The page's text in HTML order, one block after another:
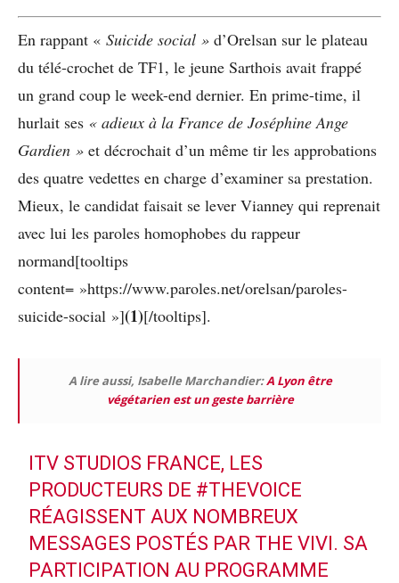
En rappant « Suicide social » d’Orelsan sur le plateau
du télé-crochet de TF1, le jeune Sarthois avait frappé
un grand coup le week-end dernier. En prime-time, il
hurlait ses « adieux à la France de Joséphine Ange
Gardien » et décrochait d’un même tir les approbations
des quatre vedettes en charge d’examiner sa prestation.
Mieux, le candidat faisait se lever Vianney qui reprenait
avec lui les paroles homophobes du rappeur
normand[tooltips
content= »https://www.paroles.net/orelsan/paroles-
suicide-social »](1)[/tooltips].
A lire aussi, Isabelle Marchandier:A Lyon être
végétarien est un geste barrière
ITV STUDIOS FRANCE, LES
PRODUCTEURS DE #THEVOICE
RÉAGISSENT AUX NOMBREUX
MESSAGES POSTÉS PAR THE VIVI. SA
PARTICIPATION AU PROGRAMME